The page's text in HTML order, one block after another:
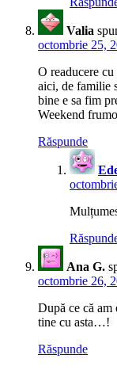
Valia
octombrie 25,
O readucere
aici, de familie
bine e sa fim
Weekend
Răspunde
Ana G.
octombrie 26,
După ce că am
tine cu asta…!
Răspunde